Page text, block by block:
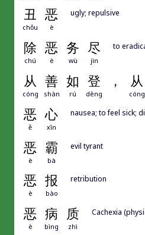
丑 恶
chǒu è
ugly; repulsive
除 恶 务 尽
chú è wù jìn
to
从 善 如 登 ， 从
cóng shàn rú dēng cóng
恶 心
ě xīn
nausea; to feel sick;
恶 霸
è bà
evil tyrant
恶 报
è bào
retribution
恶 病 质
è bìng zhì
Cachexia